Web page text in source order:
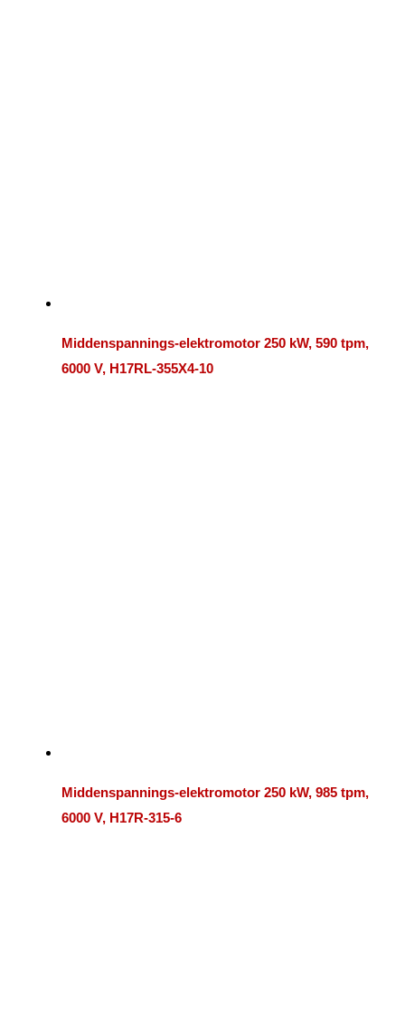
Middenspannings-elektromotor 250 kW, 590 tpm,
6000 V, H17RL-355X4-10
Middenspannings-elektromotor 250 kW, 985 tpm,
6000 V, H17R-315-6